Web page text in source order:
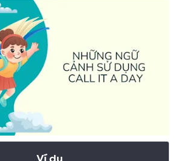
Ví dụ